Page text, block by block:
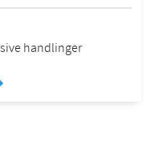
handlinger